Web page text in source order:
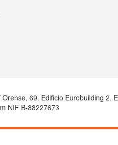
69. Edificio Eurobuilding 2.
NIF B-88227673